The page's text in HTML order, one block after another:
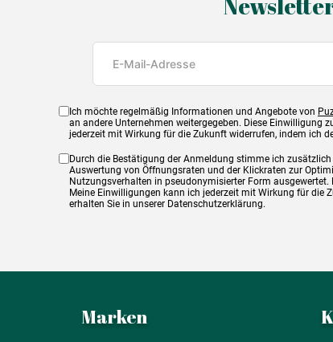
Ich möchte regelmäßig Informationen und Angebote von
an andere Unternehmen weitergegeben. Diese Einwilligung
jederzeit mit Wirkung für die Zukunft widerrufen, indem ich
Durch die Bestätigung der Anmeldung stimme ich
Auswertung von Öffnungsraten und der Klickraten zur
Nutzungsverhalten in pseudonymisierter Form
Meine Einwilligungen kann ich jederzeit mit Wirkung für die
erhalten Sie in unserer Datenschutzerklärung.
Marken